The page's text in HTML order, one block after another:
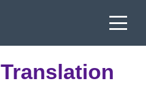
Translation